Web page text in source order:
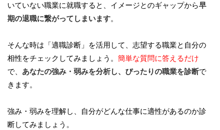
いていない職業に就職すると、イメージとのギャップから早
期の退職に繋がってしまいます。
そんな時は「適職診断」を活用して、志望する職業と自分の
相性をチェックしてみましょう。 簡単な質問に答えるだけ
で、 あなたの強み・弱みを分析し、ぴったりの職業を診断で
きます。
強み・弱みを理解し、自分がどんな仕事に適性があるのか診
断してみましょう。